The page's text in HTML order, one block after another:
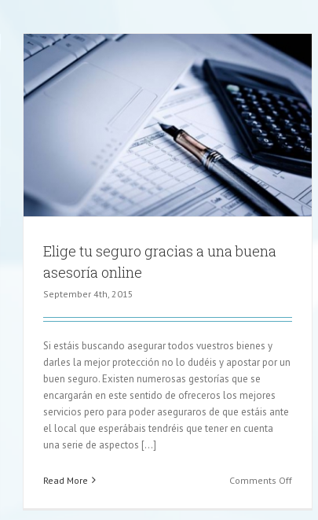
Elige tu seguro gracias a una buena
asesoría online
September 4th, 2015
Si estáis buscando asegurar todos vuestros bienes y
darles la mejor protección no lo dudéis y apostar por un
buen seguro. Existen numerosas gestorías que se
encargarán en este sentido de ofreceros los mejores
servicios pero para poder aseguraros de que estáis ante
el local que esperábais tendréis que tener en cuenta
una serie de aspectos [...]
Read More Comments Offon